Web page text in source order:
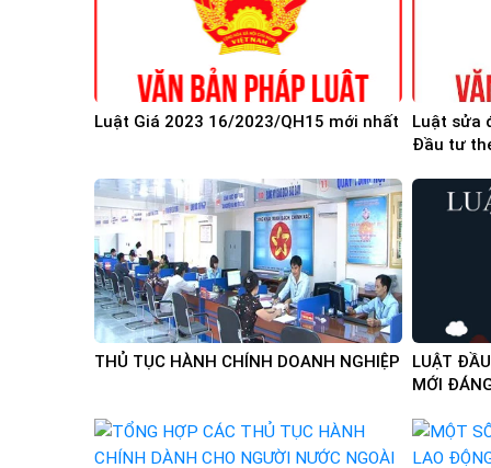
Luật Giá 2023 16/2023/QH15 mới nhất
Luật sửa
Đầu tư
THỦ TỤC HÀNH CHÍNH DOANH NGHIỆP
LUẬT
MỚI